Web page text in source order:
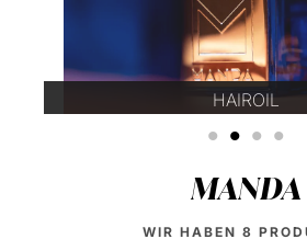
HAIROIL
1 2 3 4
MANDA
WIR HABEN 8